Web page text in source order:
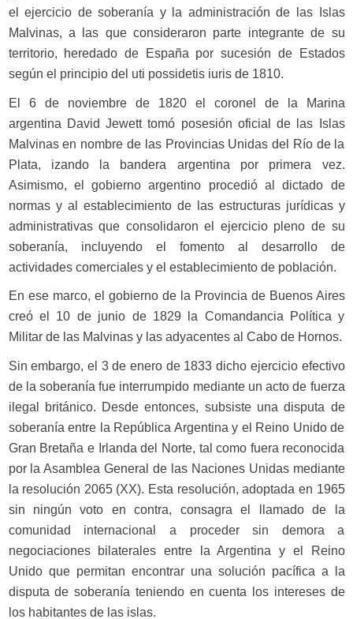
el ejercicio de soberanía y la administración de las Islas
Malvinas, a las que consideraron parte integrante de su
territorio, heredado de España por sucesión de Estados
según el principio del uti possidetis iuris de 1810.
El 6 de noviembre de 1820 el coronel de la Marina
argentina David Jewett tomó posesión oficial de las Islas
Malvinas en nombre de las Provincias Unidas del Río de la
Plata, izando la bandera argentina por primera vez.
Asimismo, el gobierno argentino procedió al dictado de
normas y al establecimiento de las estructuras jurídicas y
administrativas que consolidaron el ejercicio pleno de su
soberanía, incluyendo el fomento al desarrollo de
actividades comerciales y el establecimiento de población.
En ese marco, el gobierno de la Provincia de Buenos Aires
creó el 10 de junio de 1829 la Comandancia Política y
Militar de las Malvinas y las adyacentes al Cabo de Hornos.
Sin embargo, el 3 de enero de 1833 dicho ejercicio efectivo
de la soberanía fue interrumpido mediante un acto de fuerza
ilegal británico. Desde entonces, subsiste una disputa de
soberanía entre la República Argentina y el Reino Unido de
Gran Bretaña e Irlanda del Norte, tal como fuera reconocida
por la Asamblea General de las Naciones Unidas mediante
la resolución 2065 (XX). Esta resolución, adoptada en 1965
sin ningún voto en contra, consagra el llamado de la
comunidad internacional a proceder sin demora a
negociaciones bilaterales entre la Argentina y el Reino
Unido que permitan encontrar una solución pacífica a la
disputa de soberanía teniendo en cuenta los intereses de
los habitantes de las islas.